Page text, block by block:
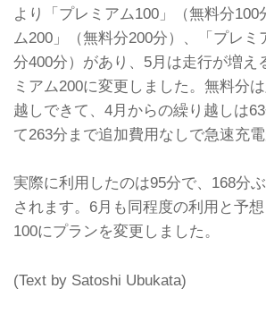
より「プレミアム100」（無料分100
ム200」（無料分200分）、「プレミ
分400分）があり、5月は走行が増え
ミアム200に変更しました。無料分
越しできて、4月からの繰り越しは
て263分まで追加費用なしで急速充電
実際に利用したのは95分で、168分
されます。6月も同程度の利用と予
100にプランを変更しました。
(Text by Satoshi Ubukata)